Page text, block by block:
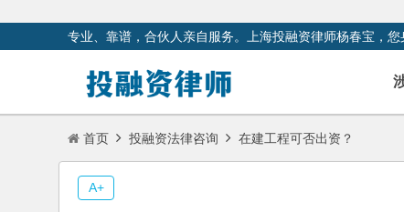
专业、靠谱，合伙人亲自服务。上海投融资律师杨春宝，
首页 投融资法律咨询 在建工程可否出资？
A+